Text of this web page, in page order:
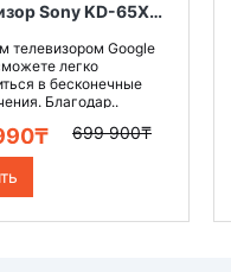
Телевизор Sony KD-65X80L
телевизором Google
легко
в бесконечные
Благодар..
699 900₸